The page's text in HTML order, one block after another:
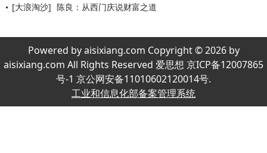
[大浪淘沙] 陈良：从西门庆说财富之道
Powered by aisixiang.com Copyright © 2026 by
aisixiang.com All Rights Reserved 爱思想 京ICP备12007865
号-1 京公网安备11010602120014号.
工业和信息化部备案管理系统